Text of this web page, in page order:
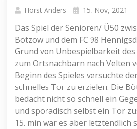
Horst Anders 15, Nov, 2021
Das Spiel der Senioren/ Ü50
Bötzow und dem FC 98
Grund von Unbespielbarkeit
zum Ortsnachbarn nach Velten
Beginn des Spieles versuchte
schnelles Tor zu erzielen. Die
bedacht nicht so schnell ein
und sporadisch selbst ein Tor
15. min war es aber letztendlich